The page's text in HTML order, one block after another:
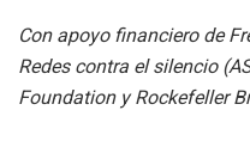
Con apoyo financiero de
Redes contra el silencio
Foundation y Rockefeller